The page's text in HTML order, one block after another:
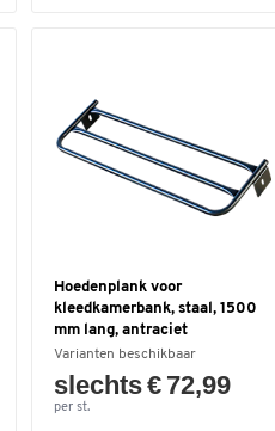
Hoedenplank voor
kleedkamerbank, staal, 1500
mm lang, antraciet
Varianten beschikbaar
slechts € 72,99
per st.